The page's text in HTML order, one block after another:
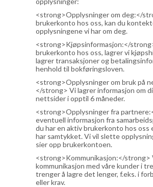
<strong>Opplysninger om deg:</
brukerkonto hos oss, kan du
opplysningene vi har om deg.
<strong>Kjøpsinformasjon:</
brukerkonto hos oss, lagrer vi
lagrer transaksjoner og
henhold til bokføringsloven.
<strong>Opplysninger om bruk på
</strong> Vi lagrer informasjon om
nettsider i opptil 6 måneder.
<strong>Opplysninger fra
eventuell informasjon fra
du har en aktiv brukerkonto hos oss
har samtykket. Vi vil slette
sier opp brukerkontoen.
<strong>Kommunikasjon:</strong>
kommunikasjon med våre kunder i
trenger å lagre det lenger, f.eks. i
eller krav.